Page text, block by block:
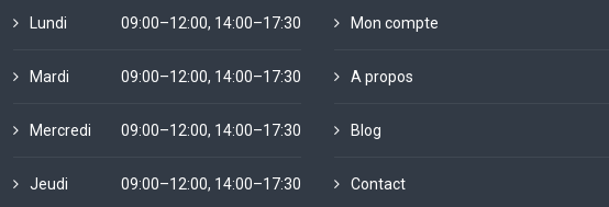
Lundi 09:00–12:00, 14:00–17:30
Mardi 09:00–12:00, 14:00–17:30
Mercredi 09:00–12:00, 14:00–17:30
Jeudi 09:00–12:00, 14:00–17:30
Mon compte
A propos
Blog
Contact